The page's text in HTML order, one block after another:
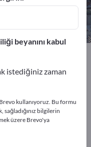
Plastik geri dönüşümü
reklam
– İş İletişim
beyanını kabul
istediğiniz zaman
kullanıyoruz. Bu formu
sağladığınız bilgilerin
üzere Brevo'ya